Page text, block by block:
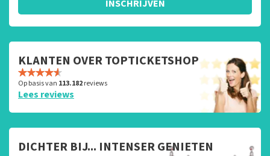
INSCHRIJVEN
KLANTEN OVER TOPTICKETSHOP
Op basis van 113.182reviews
Lees reviews
DICHTER BIJ... INTENSER GENIETEN